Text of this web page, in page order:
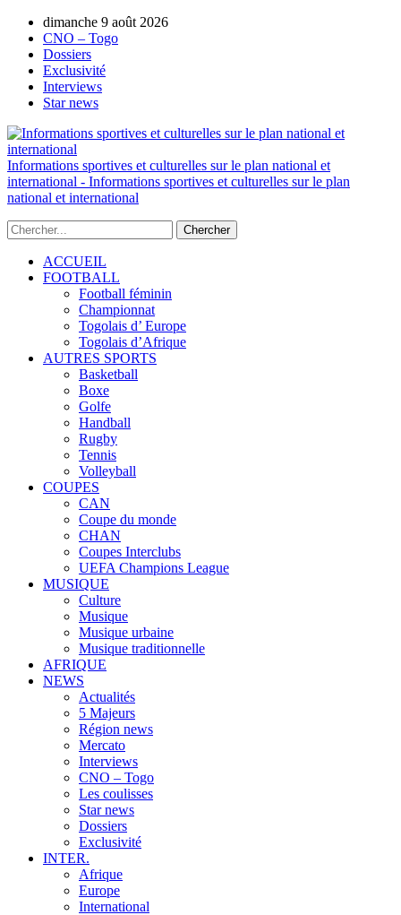
dimanche 9 août 2026
CNO – Togo
Dossiers
Exclusivité
Interviews
Star news
Informations sportives et culturelles sur le plan national et
international - Informations sportives et culturelles sur le plan
national et international
ACCUEIL
FOOTBALL
Football féminin
Championnat
Togolais d’ Europe
Togolais d’Afrique
AUTRES SPORTS
Basketball
Boxe
Golfe
Handball
Rugby
Tennis
Volleyball
COUPES
CAN
Coupe du monde
CHAN
Coupes Interclubs
UEFA Champions League
MUSIQUE
Culture
Musique
Musique urbaine
Musique traditionnelle
AFRIQUE
NEWS
Actualités
5 Majeurs
Région news
Mercato
Interviews
CNO – Togo
Les coulisses
Star news
Dossiers
Exclusivité
INTER.
Afrique
Europe
International
AUTORISATION DE LA HAAC N°0134/